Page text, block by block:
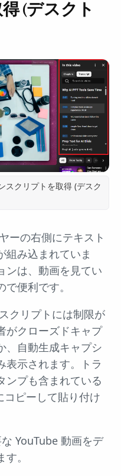
(デスクト
スクリプトを取得 (デスク
ーの右側にテキスト
組み込まれていま
ンは、動画を見てい
便利です。
クリプトには制限が
がクローズドキャプ
、自動生成キャプシ
表示されます。トラ
ンプも含まれている
ピーして貼り付け
YouTube 動画をデ
。